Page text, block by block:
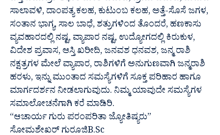
ಸಾಲಾವಳಿ, ದಾಂಪತ್ಯ ಕಲಹ, ಕುಟುಂಬ ಕಲಹ, ಅತ್ತೆ-ಸೊಸೆ ಜಗಳ,
ಸಂತಾನ ಭಾಗ್ಯ, ಸಾಲ ಬಾಧೆ, ಶತ್ರುಗಳಿಂದ ತೊಂದರೆ, ಹಣಕಾಸು
ವ್ಯವಹಾರದಲ್ಲಿ ನಷ್ಟ, ವ್ಯಾಪಾರ ನಷ್ಟ, ಉದ್ಯೋಗದಲ್ಲಿ ಕಿರುಕುಳ,
ವಿದೇಶ ಪ್ರವಾಸ, ಆಸ್ತಿ ಖರೀದಿ, ಜನವಶ ಧನವಶ, ಜನ್ಮ ರಾಶಿ
ನಕ್ಷತ್ರಗಳ ಮೇಲೆ ವ್ಯಾಪಾರ, ರಾಶಿಗಳಿಗೆ ಅನುಗುಣವಾಗಿ ಜನ್ಮರಾಶಿ
ಹರಳು, ಇನ್ನು ಮುಂತಾದ ಸಮಸ್ಯೆಗಳಿಗೆ ಸೂಕ್ತ ಪರಿಹಾರ ಹಾಗೂ
ಮಾರ್ಗದರ್ಶನ ನೀಡಲಾಗುವುದು. ನಿಮ್ಮ ಯಾವುದೇ ಸಮಸ್ಯೆಗಳ
ಸಮಾಲೋಚನೆಗಾಗಿ ಕರೆ ಮಾಡಿರಿ.
“ಆಚಾರ್ಯ ಗುರು ಪರಂಪರಿತಾ ಜ್ಯೋತಿಷ್ಯರು”
ಸೋಮಶೇಖರ್ ಗುರೂಜಿB.Sc